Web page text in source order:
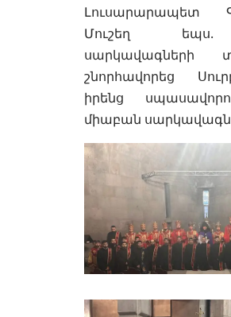
Լուսարարապետ
Մուշեղ եպս.
սարկավագների
շնորհավորեց
իրենց
միաբան